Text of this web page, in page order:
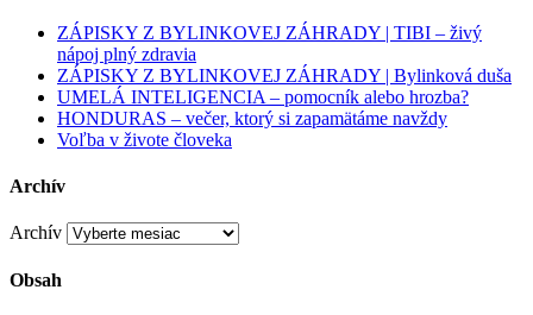
ZÁPISKY Z BYLINKOVEJ ZÁHRADY | TIBI – živý
nápoj plný zdravia
ZÁPISKY Z BYLINKOVEJ ZÁHRADY | Bylinková duša
UMELÁ INTELIGENCIA – pomocník alebo hrozba?
HONDURAS – večer, ktorý si zapamätáme navždy
Voľba v živote človeka
Archív
Archív
Obsah